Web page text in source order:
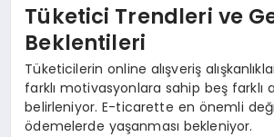
Tüketici Trendleri ve
Beklentileri
Tüketicilerin online alışveriş
farklı motivasyonlara sahip beş farklı
belirleniyor. E-ticarette en önemli
ödemelerde yaşanması bekleniyor.